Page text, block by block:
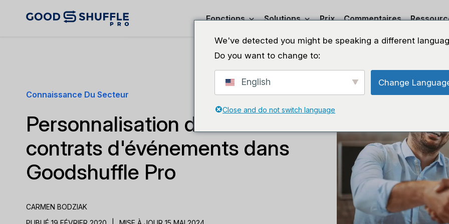
Fonctions Solutions Prix Commentaires
Connaissance Du Secteur
Personnalisation des devis et
contrats d'événements dans
Goodshuffle Pro
CARMEN BODZIAK
We've detected you might be speaking a different
Do you want to change to:
English Change
Close and do not switch language